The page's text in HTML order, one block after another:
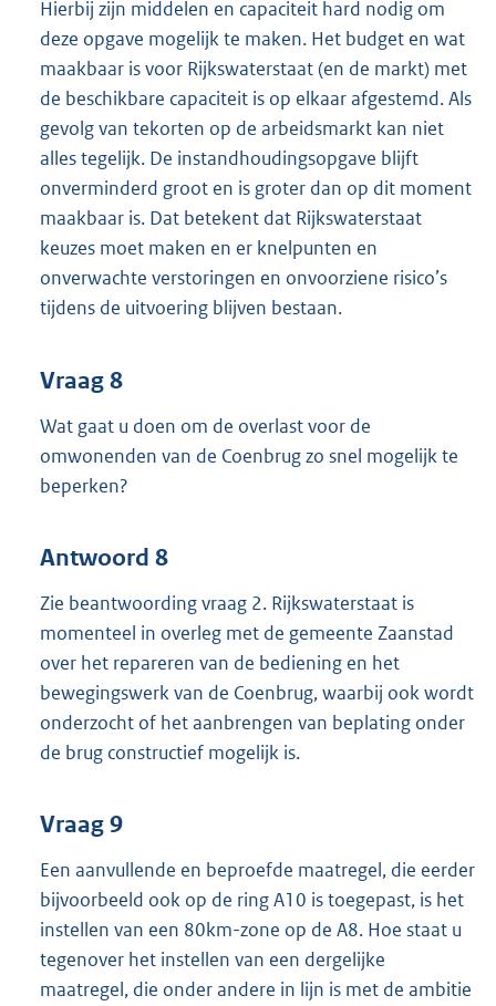
Hierbij zijn middelen en capaciteit hard nodig om
deze opgave mogelijk te maken. Het budget en wat
maakbaar is voor Rijkswaterstaat (en de markt) met
de beschikbare capaciteit is op elkaar afgestemd. Als
gevolg van tekorten op de arbeidsmarkt kan niet
alles tegelijk. De instandhoudingsopgave blijft
onverminderd groot en is groter dan op dit moment
maakbaar is. Dat betekent dat Rijkswaterstaat
keuzes moet maken en er knelpunten en
onverwachte verstoringen en onvoorziene risico’s
tijdens de uitvoering blijven bestaan.
Vraag 8
Wat gaat u doen om de overlast voor de
omwonenden van de Coenbrug zo snel mogelijk te
beperken?
Antwoord 8
Zie beantwoording vraag 2. Rijkswaterstaat is
momenteel in overleg met de gemeente Zaanstad
over het repareren van de bediening en het
bewegingswerk van de Coenbrug, waarbij ook wordt
onderzocht of het aanbrengen van beplating onder
de brug constructief mogelijk is.
Vraag 9
Een aanvullende en beproefde maatregel, die eerder
bijvoorbeeld ook op de ring A10 is toegepast, is het
instellen van een 80km-zone op de A8. Hoe staat u
tegenover het instellen van een dergelijke
maatregel, die onder andere in lijn is met de ambitie